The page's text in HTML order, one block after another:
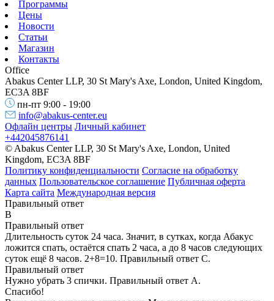
Программы
Цены
Новости
Статьи
Магазин
Контакты
Office
Abakus Center LLP, 30 St Mary's Axe, London, United Kingdom,
EC3A 8BF
пн-пт 9:00 - 19:00
info@abakus-center.eu
Офлайн центры Личный кабинет
+442045876141
© Abakus Center LLP, 30 St Mary's Axe, London, United
Kingdom, EC3A 8BF
Политику конфиденциальности Согласие на обработку
данных Пользовательское соглашение Публичная оферта
Карта сайта Международная версия
Правильный ответ
B
Правильный ответ
Длительность суток 24 часа. Значит, в сутках, когда Абакус
ложится спать, остаётся спать 2 часа, а до 8 часов следующих
суток ещё 8 часов. 2+8=10. Правильный ответ С.
Правильный ответ
Нужно убрать 3 спички. Правильный ответ А.
Спасибо!